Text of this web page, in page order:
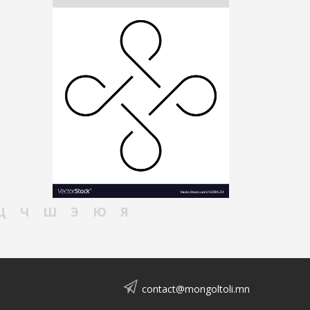
Ч Ш Э Ю Я
contact@mongoltoli.mn